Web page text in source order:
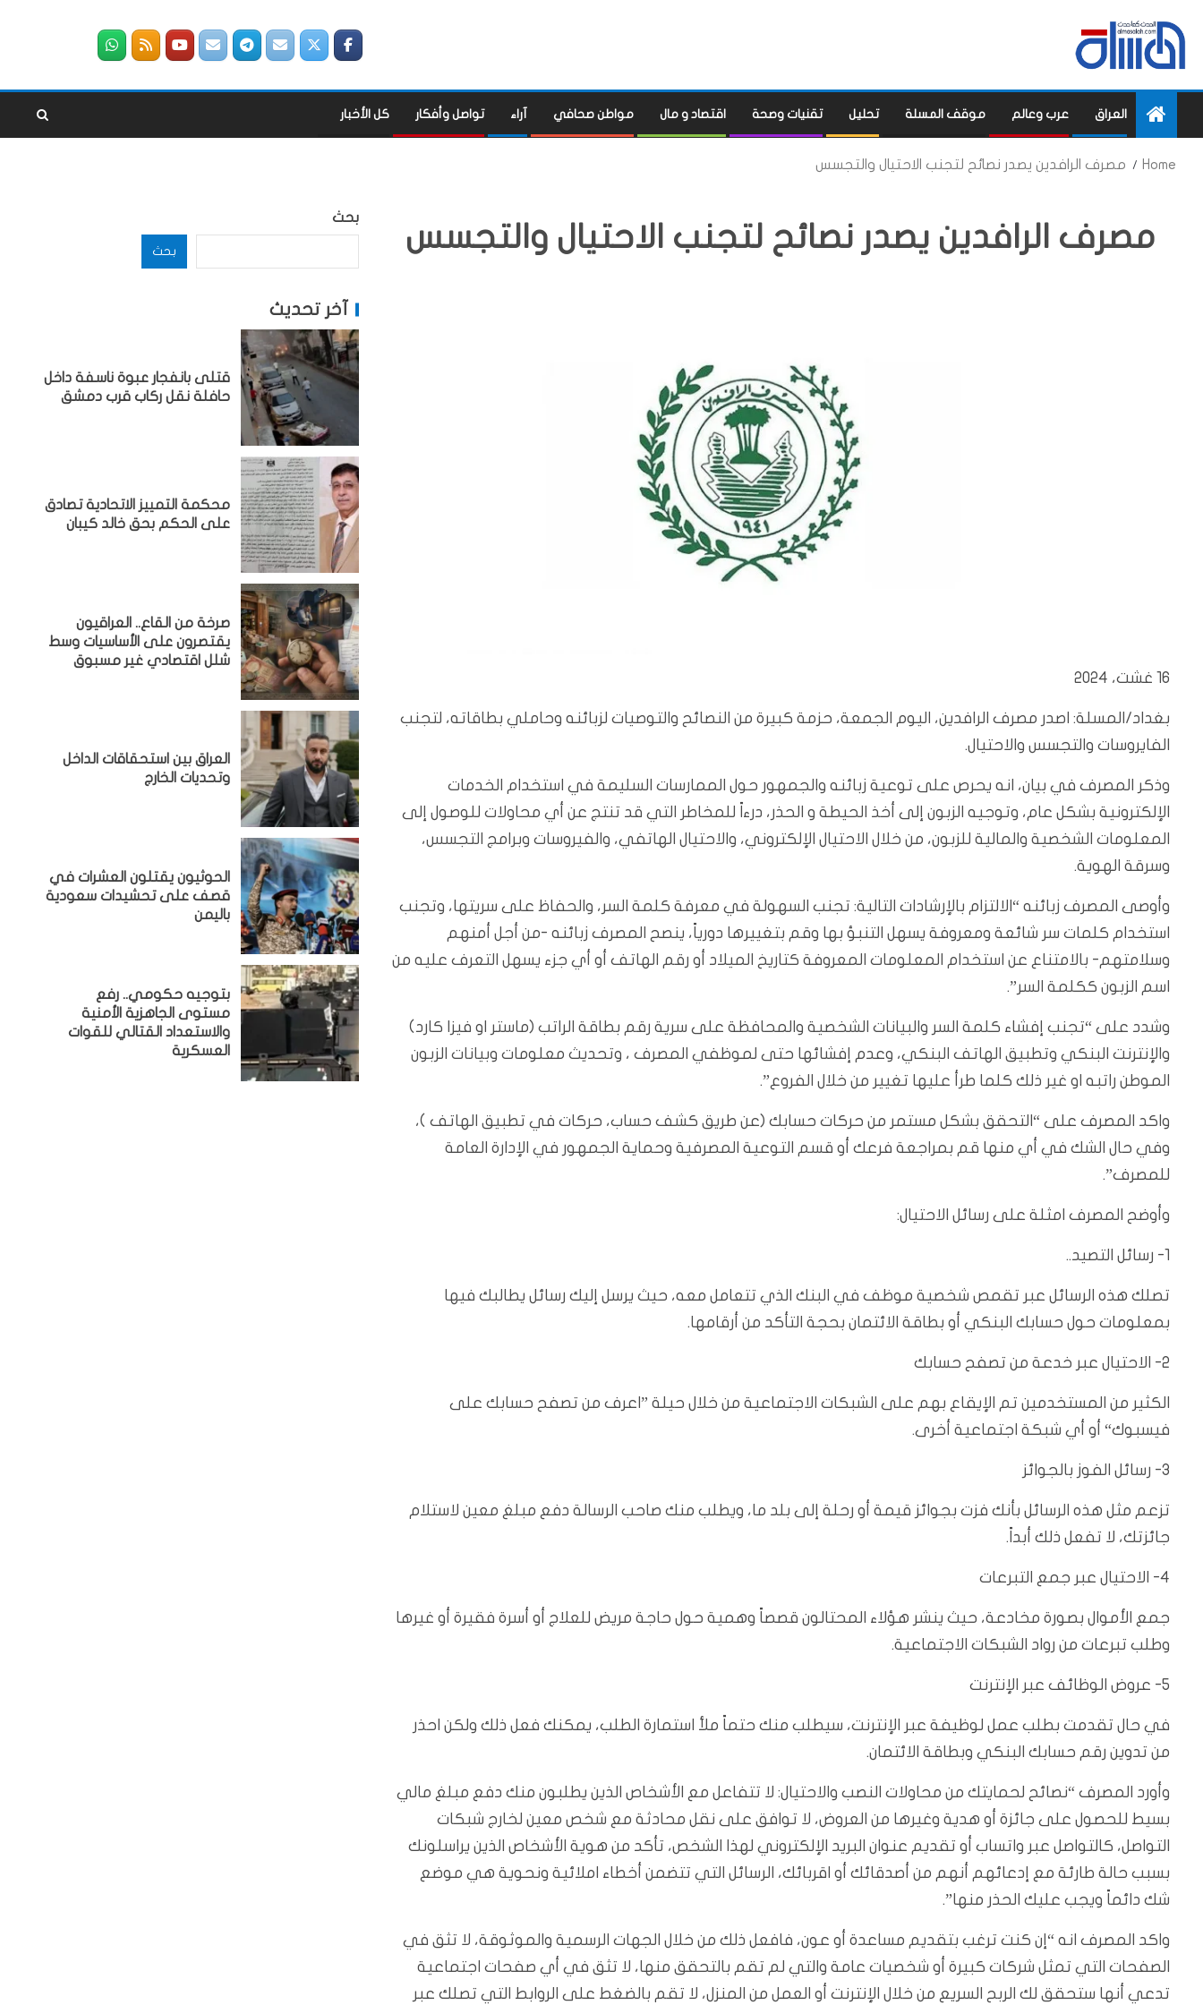
العراق عرب وعالم موقف المسلة تحليل تقنيات وصحة اقتصاد و مال مواطن صحافي آراء تواصل وأفكار كل الأخبار
Home مصرف الرافدين يصدر نصائح لتجنب الاحتيال والتجسس
مصرف الرافدين يصدر نصائح لتجنب الاحتيال والتجسس
16 غشت، 2024
بغداد/المسلة: اصدر مصرف الرافدين، اليوم الجمعة، حزمة كبيرة من النصائح والتوصيات لزبائنه وحاملي بطاقاته، لتجنب
الفايروسات والتجسس والاحتيال.
وذكر المصرف في بيان، انه يحرص على توعية زبائنه والجمهور حول الممارسات السليمة في استخدام الخدمات
الإلكترونية بشكل عام، وتوجيه الزبون إلى أخذ الحيطة و الحذر، درءاً للمخاطر التي قد تنتج عن أي محاولات للوصول إلى
المعلومات الشخصية والمالية للزبون، من خلال الاحتيال الإلكتروني، والاحتيال الهاتفي، والفيروسات وبرامج التجسس،
وسرقة الهوية.
وأوصى المصرف زبائنه “الالتزام بالإرشادات التالية: تجنب السهولة في معرفة كلمة السر، والحفاظ على سريتها، وتجنب
استخدام كلمات سر شائعة ومعروفة يسهل التنبؤ بها وقم بتغييرها دورياً، ينصح المصرف زبائنه -من أجل أمنهم
وسلامتهم- بالامتناع عن استخدام المعلومات المعروفة كتاريخ الميلاد أو رقم الهاتف أو أي جزء يسهل التعرف عليه من
اسم الزبون ككلمة السر”.
وشدد على “تجنب إفشاء كلمة السر والبيانات الشخصية والمحافظة على سرية رقم بطاقة الراتب (ماستر او فيزا كارد)
والإنترنت البنكي وتطبيق الهاتف البنكي، وعدم إفشائها حتى لموظفي المصرف ، وتحديث معلومات وبيانات الزبون
الموطن راتبه او غير ذلك كلما طرأ عليها تغيير من خلال الفروع”.
واكد المصرف على “التحقق بشكل مستمر من حركات حسابك (عن طريق كشف حساب، حركات في تطبيق الهاتف )،
وفي حال الشك في أي منها قم بمراجعة فرعك أو قسم التوعية المصرفية وحماية الجمهور في الإدارة العامة
للمصرف”.
وأوضح المصرف امثلة على رسائل الاحتيال:
1- رسائل التصيد..
تصلك هذه الرسائل عبر تقمص شخصية موظف في البنك الذي تتعامل معه، حيث يرسل إليك رسائل يطالبك فيها
بمعلومات حول حسابك البنكي أو بطاقة الائتمان بحجة التأكد من أرقامها.
2- الاحتيال عبر خدعة من تصفح حسابك
الكثير من المستخدمين تم الإيقاع بهم على الشبكات الاجتماعية من خلال حيلة ”اعرف من تصفح حسابك على
فيسبوك“ أو أي شبكة اجتماعية أخرى.
3- رسائل الفوز بالجوائز
تزعم مثل هذه الرسائل بأنك فزت بجوائز قيمة أو رحلة إلى بلد ما، ويطلب منك صاحب الرسالة دفع مبلغ معين لاستلام
جائزتك، لا تفعل ذلك أبداً.
4- الاحتيال عبر جمع التبرعات
جمع الأموال بصورة مخادعة، حيث ينشر هؤلاء المحتالون قصصاً وهمية حول حاجة مريض للعلاج أو أسرة فقيرة أو غيرها
وطلب تبرعات من رواد الشبكات الاجتماعية.
5- عروض الوظائف عبر الإنترنت
في حال تقدمت بطلب عمل لوظيفة عبر الإنترنت، سيطلب منك حتماً ملأ استمارة الطلب، يمكنك فعل ذلك ولكن احذر
من تدوين رقم حسابك البنكي وبطاقة الائتمان.
وأورد المصرف “نصائح لحمايتك من محاولات النصب والاحتيال: لا تتفاعل مع الأشخاص الذين يطلبون منك دفع مبلغ مالي
بسيط للحصول على جائزة أو هدية وغيرها من العروض، لا توافق على نقل محادثة مع شخص معين لخارج شبكات
التواصل، كالتواصل عبر واتساب أو تقديم عنوان البريد الإلكتروني لهذا الشخص، تأكد من هوية الأشخاص الذين يراسلونك
بسبب حالة طارئة مع إدعائهم أنهم من أصدقائك أو اقربائك، الرسائل التي تتضمن أخطاء املائية ونحوية هي موضع
شك دائماً ويجب عليك الحذر منها”.
واكد المصرف انه “إن كنت ترغب بتقديم مساعدة أو عون، فافعل ذلك من خلال الجهات الرسمية والموثوقة، لا تثق في
الصفحات التي تمثل شركات كبيرة أو شخصيات عامة والتي لم تقم بالتحقق منها، لا تثق في أي صفحات اجتماعية
تدعي أنها ستحقق لك الربح السريع من خلال الإنترنت أو العمل من المنزل، لا تقم بالضغط على الروابط التي تصلك عبر
بحث
بحث
آخر تحديث
قتلى بانفجار عبوة ناسفة داخل
حافلة نقل ركاب قرب دمشق
محكمة التمييز الاتحادية تصادق
على الحكم بحق خالد كيبان
صرخة من القاع.. العراقيون
يقتصرون على الأساسيات وسط
شلل اقتصادي غير مسبوق
‏العراق بين استحقاقات الداخل
وتحديات الخارج
الحوثيون يقتلون العشرات في
قصف على تحشيدات سعودية
باليمن
بتوجيه حكومي.. رفع
مستوى الجاهزية الأمنية
والاستعداد القتالي للقوات
العسكرية